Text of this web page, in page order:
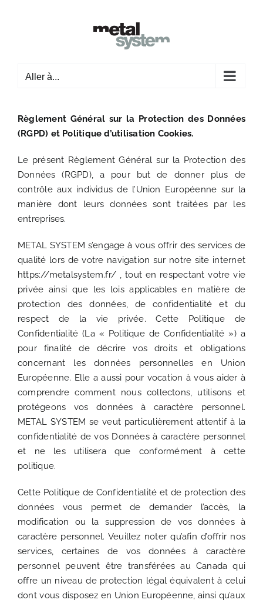
Aller à...
Règlement Général sur la Protection des Données
(RGPD) et Politique d’utilisation Cookies.
Le présent Règlement Général sur la Protection des
Données (RGPD), a pour but de donner plus de
contrôle aux individus de l’Union Européenne sur la
manière dont leurs données sont traitées par les
entreprises.
METAL SYSTEM s’engage à vous offrir des services de
qualité lors de votre navigation sur notre site internet
https://metalsystem.fr/ , tout en respectant votre vie
privée ainsi que les lois applicables en matière de
protection des données, de confidentialité et du
respect de la vie privée. Cette Politique de
Confidentialité (La « Politique de Confidentialité ») a
pour finalité de décrire vos droits et obligations
concernant les données personnelles en Union
Européenne. Elle a aussi pour vocation à vous aider à
comprendre comment nous collectons, utilisons et
protégeons vos données à caractère personnel.
METAL SYSTEM se veut particulièrement attentif à la
confidentialité de vos Données à caractère personnel
et ne les utilisera que conformément à cette
politique.
Cette Politique de Confidentialité et de protection des
données vous permet de demander l’accès, la
modification ou la suppression de vos données à
caractère personnel. Veuillez noter qu’afin d’offrir nos
services, certaines de vos données à caractère
personnel peuvent être transférées au Canada qui
offre un niveau de protection légal équivalent à celui
dont vous disposez en Union Européenne, ainsi qu’aux